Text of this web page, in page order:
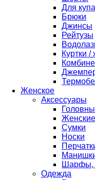
Для
Брюки
Джинсы
Рейтузы
Куртки /
Женское
Аксессуары
Сумки
Носки
Шарфы,
Одежда